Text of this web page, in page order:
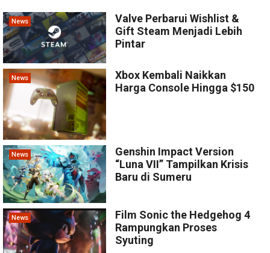
News
Valve Perbarui Wishlist &
Gift Steam Menjadi Lebih
Pintar
News
Xbox Kembali Naikkan
Harga Console Hingga $150
News
Genshin Impact Version
“Luna VII” Tampilkan Krisis
Baru di Sumeru
News
Film Sonic the Hedgehog 4
Rampungkan Proses
Syuting